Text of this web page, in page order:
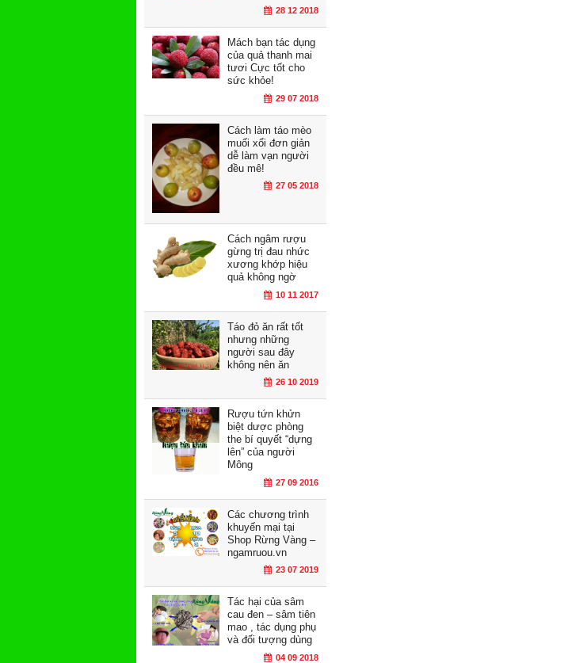
28 12 2018
Mách bạn tác dụng
của quả thanh mai
tươi Cực tốt cho
sức khỏe!
29 07 2018
Cách làm táo mèo
muối xổi đơn giản
dễ làm vạn người
đều mê!
27 05 2018
Cách ngâm rượu
gừng trị đau nhức
xương khớp hiệu
quả không ngờ
10 11 2017
Táo đỏ ăn rất tốt
nhưng những
người sau đây
không nên ăn
26 10 2019
Rượu tứn khửn
biệt dược phòng
the bí quyết “dựng
lên” của người
Mông
27 09 2016
Các chương trình
khuyến mại tại
Shop Rừng Vàng –
ngamruou.vn
23 07 2019
Tác hại của sâm
cau đen – sâm tiên
mao , tác dụng phụ
và đối tượng dùng
04 09 2018